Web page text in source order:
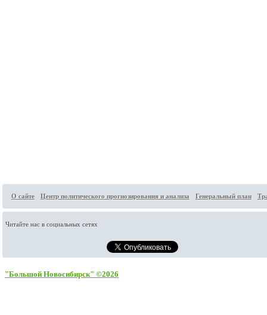
О сайте Центр политического прогнозирования и анализа Генеральный план
Читайте нас в социальных сетях
"Большой Новосибирск" ©2026